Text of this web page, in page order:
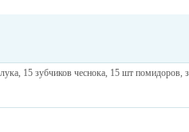
15 зубчиков чеснока, 15 шт помидоров,